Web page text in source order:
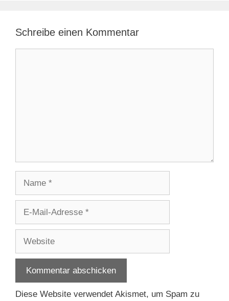
Schreibe einen Kommentar
Adresse
Diese Website verwendet Akismet, um Spam zu